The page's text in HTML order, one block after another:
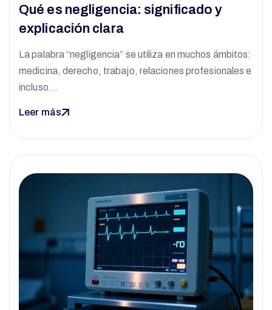
Qué es negligencia: significado y
explicación clara
La palabra “negligencia” se utiliza en muchos ámbitos:
medicina, derecho, trabajo, relaciones profesionales e
incluso…
Leer más